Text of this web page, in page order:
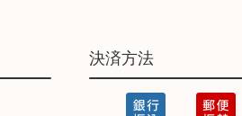
決済方法